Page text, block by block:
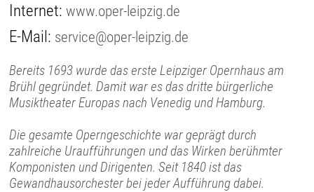
Internet:www.oper-leipzig.de
E-Mail: service@oper-leipzig.de
Bereits 1693 wurde das erste Leipziger Opernhaus am
Brühl gegründet. Damit war es das dritte bürgerliche
Musiktheater Europas nach Venedig und Hamburg.
Die gesamte Operngeschichte war geprägt durch
zahlreiche Uraufführungen und das Wirken berühmter
Komponisten und Dirigenten. Seit 1840 ist das
Gewandhausorchester bei jeder Aufführung dabei.